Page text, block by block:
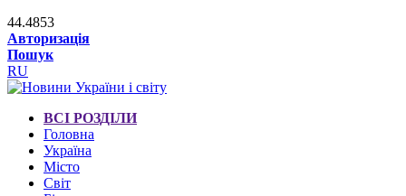
44.4853
Авторизація
Пошук
RU
ВСІ РОЗДІЛИ
Головна
Україна
Місто
Світ